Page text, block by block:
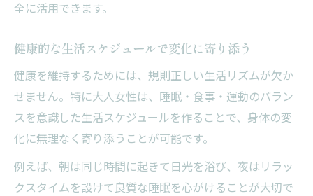
全に活用できます。
健康的な生活スケジュールで変化に寄り添う
健康を維持するためには、規則正しい生活リズムが欠か
せません。特に大人女性は、睡眠・食事・運動のバラン
スを意識した生活スケジュールを作ることで、身体の変
化に無理なく寄り添うことが可能です。
例えば、朝は同じ時間に起きて日光を浴び、夜はリラッ
クスタイムを設けて良質な睡眠を心がけることが大切で